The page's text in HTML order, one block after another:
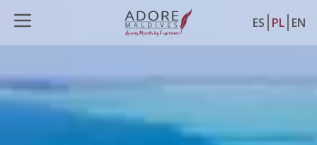
ES PL EN